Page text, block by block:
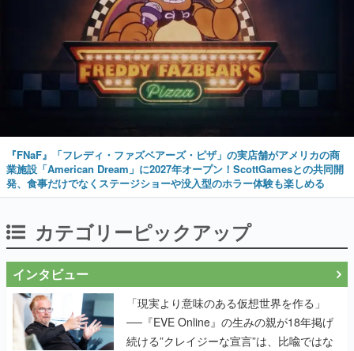
『FNaF』「フレディ・ファズベアーズ・ピザ」の実店舗がアメリカの商
業施設「American Dream」に2027年オープン！ScottGamesとの共同開
発、食事だけでなくステージショーや没入型のホラー体験も楽しめる
カテゴリーピックアップ
インタビュー
「現実より意味のある仮想世界を作る」
──『EVE Online』の生みの親が18年掲げ
続ける”クレイジーな宣言”は、比喩ではな